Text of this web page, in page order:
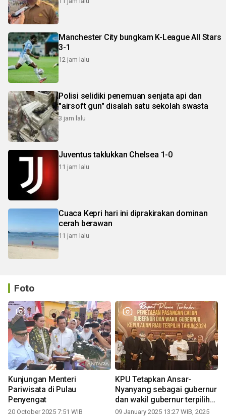
Manchester City bungkam K-League All Stars
3-1
12 jam lalu
Polisi selidiki penemuan senjata api dan
"airsoft gun" disalah satu sekolah swasta
3 jam lalu
Juventus taklukkan Chelsea 1-0
11 jam lalu
Cuaca Kepri hari ini diprakirakan dominan
cerah berawan
11 jam lalu
Foto
Kunjungan Menteri
Pariwisata di Pulau
Penyengat
20 October 2025 7:51 WIB
KPU Tetapkan Ansar-
Nyanyang sebagai gubernur
dan wakil gubernur terpilih
periode 2025-2030
09 January 2025 13:27 WIB, 2025